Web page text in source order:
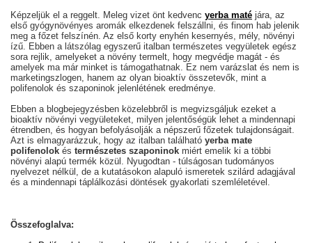
Képzeljük el a reggelt. Meleg vizet önt kedvenc yerba maté jára, az
első gyógynövényes aromák elkezdenek felszállni, és finom hab jelenik
meg a főzet felszínén. Az első korty enyhén kesernyés, mély, növényi
ízű. Ebben a látszólag egyszerű italban természetes vegyületek egész
sora rejlik, amelyeket a növény termelt, hogy megvédje magát - és
amelyek ma már minket is támogathatnak. Ez nem varázslat és nem is
marketingszlogen, hanem az olyan bioaktív összetevők, mint a
polifenolok és szaponinok jelenlétének eredménye.
Ebben a blogbejegyzésben közelebbről is megvizsgáljuk ezeket a
bioaktív növényi vegyületeket, milyen jelentőségük lehet a mindennapi
étrendben, és hogyan befolyásolják a népszerű főzetek tulajdonságait.
Azt is elmagyarázzuk, hogy az italban található yerba mate
polifenolok és természetes szaponinok miért emelik ki a többi
növényi alapú termék közül. Nyugodtan - túlságosan tudományos
nyelvezet nélkül, de a kutatásokon alapuló ismeretek szilárd adagjával
és a mindennapi táplálkozási döntések gyakorlati szemléletével.
Összefoglalva: